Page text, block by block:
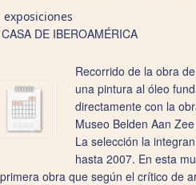
exposiciones
CASA DE IBEROAMÉRICA
Recorrido de la obra
una pintura al óleo
directamente con la
Museo Belden Aan
La selección la
hasta 2007. En esta
obra que según el crítico de